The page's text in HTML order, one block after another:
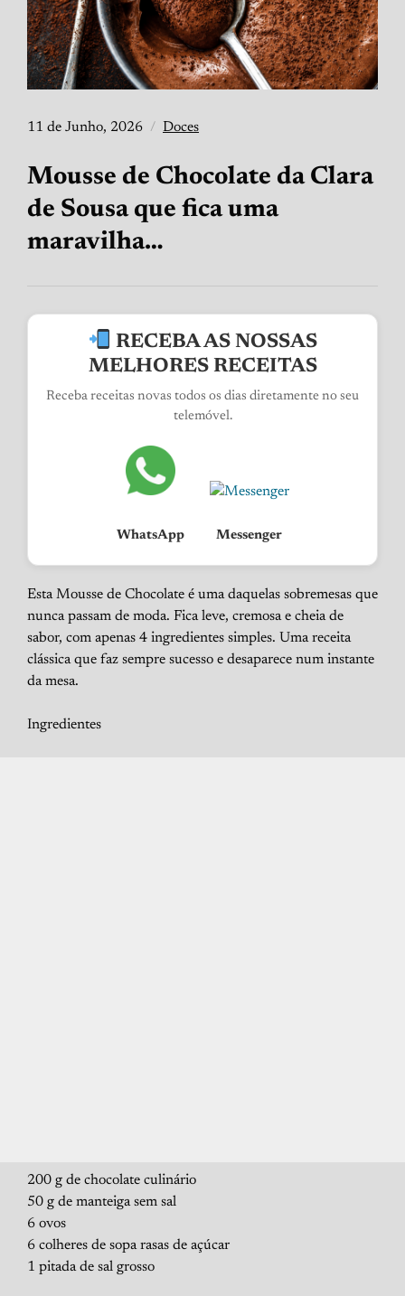
11 de Junho, 2026 Doces
Mousse de Chocolate da Clara
de Sousa que fica uma
maravilha…
RECEBA AS NOSSAS
MELHORES RECEITAS
Receba receitas novas todos os dias diretamente no seu
telemóvel.
WhatsApp Messenger
Esta Mousse de Chocolate é uma daquelas sobremesas que
nunca passam de moda. Fica leve, cremosa e cheia de
sabor, com apenas 4 ingredientes simples. Uma receita
clássica que faz sempre sucesso e desaparece num instante
da mesa.
Ingredientes
200 g de chocolate culinário
50 g de manteiga sem sal
6 ovos
6 colheres de sopa rasas de açúcar
1 pitada de sal grosso